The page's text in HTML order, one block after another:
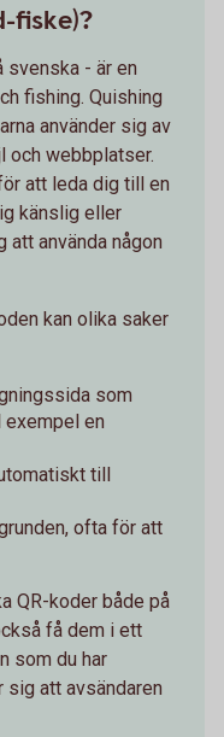
fiske)?
svenska - är en
fishing. Quishing
använder sig av
och webbplatser.
att leda dig till en
känslig eller
använda någon
kan olika saker
som
en
till
ofta för att
QR-koder både på
få dem i ett
som du har
sig att avsändaren